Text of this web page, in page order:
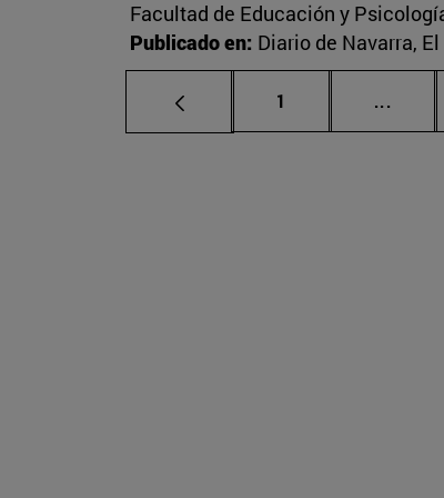
Facultad de Educación y
Publicado en: Diario de Navarra,
Página
1 ...